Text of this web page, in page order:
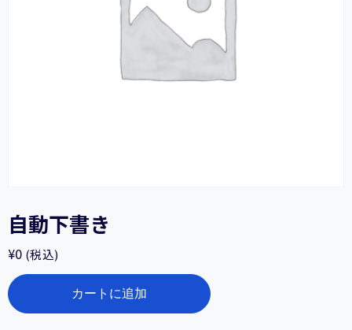
自動下書き
¥0 (税込)
自
動
下
カートに追加